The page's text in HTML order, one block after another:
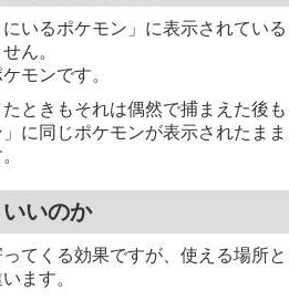
いるポケモン」に表示されている
ん。
モンです。
ときもそれは偶然で捕まえた後も
」に同じポケモンが表示されたまま
いのか
てくる効果ですが、使える場所と
ます。